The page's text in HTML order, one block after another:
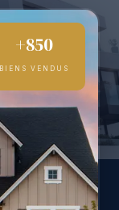
+850
BIENS VENDUS